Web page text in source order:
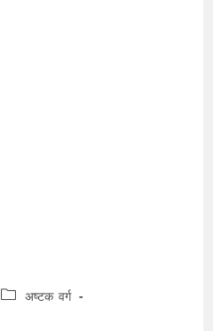
Postअष्टक वर्ग